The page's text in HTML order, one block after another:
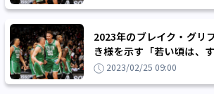
2023年のブレイク・グリ
き様を示す「若い頃は、
りたかった」
2023/02/25 09:00